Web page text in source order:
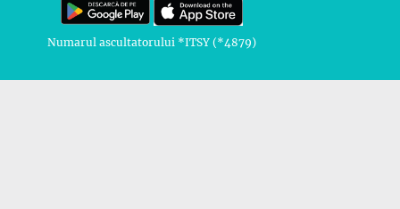
Numarul ascultatorului *ITSY (*4879)